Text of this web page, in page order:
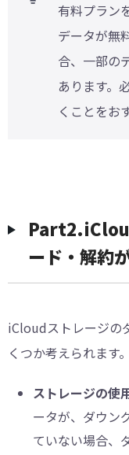
有料プラン
データが無
合、一部の
あります。
くことをお
ード・解約
iCloudストレージの
くつか考えられます。
ストレージの使
ータが、ダウン
ていない場合、